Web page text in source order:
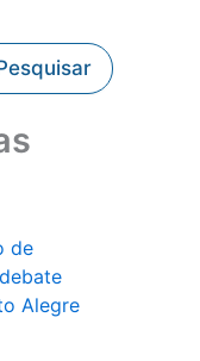
de
Alegre